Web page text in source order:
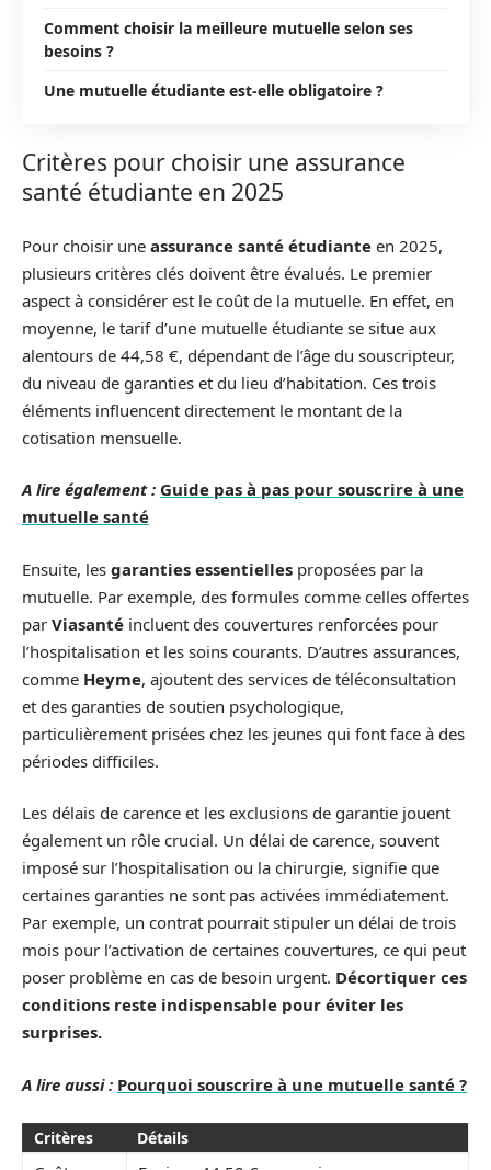
Comment choisir la meilleure mutuelle selon ses
besoins ?
Une mutuelle étudiante est-elle obligatoire ?
Critères pour choisir une assurance
santé étudiante en 2025
Pour choisir une assurance santé étudiante en 2025,
plusieurs critères clés doivent être évalués. Le premier
aspect à considérer est le coût de la mutuelle. En effet, en
moyenne, le tarif d’une mutuelle étudiante se situe aux
alentours de 44,58 €, dépendant de l’âge du souscripteur,
du niveau de garanties et du lieu d’habitation. Ces trois
éléments influencent directement le montant de la
cotisation mensuelle.
A lire également : Guide pas à pas pour souscrire à une
mutuelle santé
Ensuite, les garanties essentielles proposées par la
mutuelle. Par exemple, des formules comme celles offertes
par Viasanté incluent des couvertures renforcées pour
l’hospitalisation et les soins courants. D’autres assurances,
comme Heyme, ajoutent des services de téléconsultation
et des garanties de soutien psychologique,
particulièrement prisées chez les jeunes qui font face à des
périodes difficiles.
Les délais de carence et les exclusions de garantie jouent
également un rôle crucial. Un délai de carence, souvent
imposé sur l’hospitalisation ou la chirurgie, signifie que
certaines garanties ne sont pas activées immédiatement.
Par exemple, un contrat pourrait stipuler un délai de trois
mois pour l’activation de certaines couvertures, ce qui peut
poser problème en cas de besoin urgent. Décortiquer ces
conditions reste indispensable pour éviter les
surprises.
A lire aussi : Pourquoi souscrire à une mutuelle santé ?
Critères Détails